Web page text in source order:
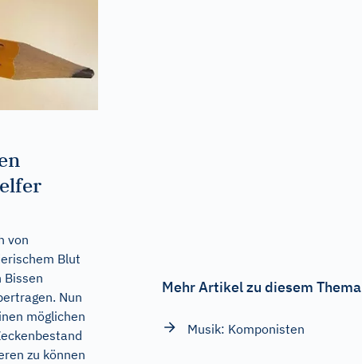
von
Blut
Bissen
Nun
möglichen
zu können
Mehr Artikel zu diesem Thema
Musik: Komponisten